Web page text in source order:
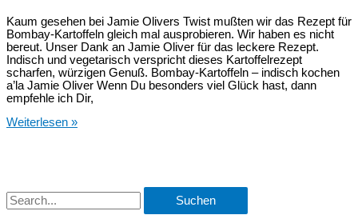
Kaum gesehen bei Jamie Olivers Twist mußten wir das Rezept für
Bombay-Kartoffeln gleich mal ausprobieren. Wir haben es nicht
bereut. Unser Dank an Jamie Oliver für das leckere Rezept.
Indisch und vegetarisch verspricht dieses Kartoffelrezept
scharfen, würzigen Genuß. Bombay-Kartoffeln – indisch kochen
a’la Jamie Oliver Wenn Du besonders viel Glück hast, dann
empfehle ich Dir,
Bombay-
nach
Jamie
Weiterlesen »
S